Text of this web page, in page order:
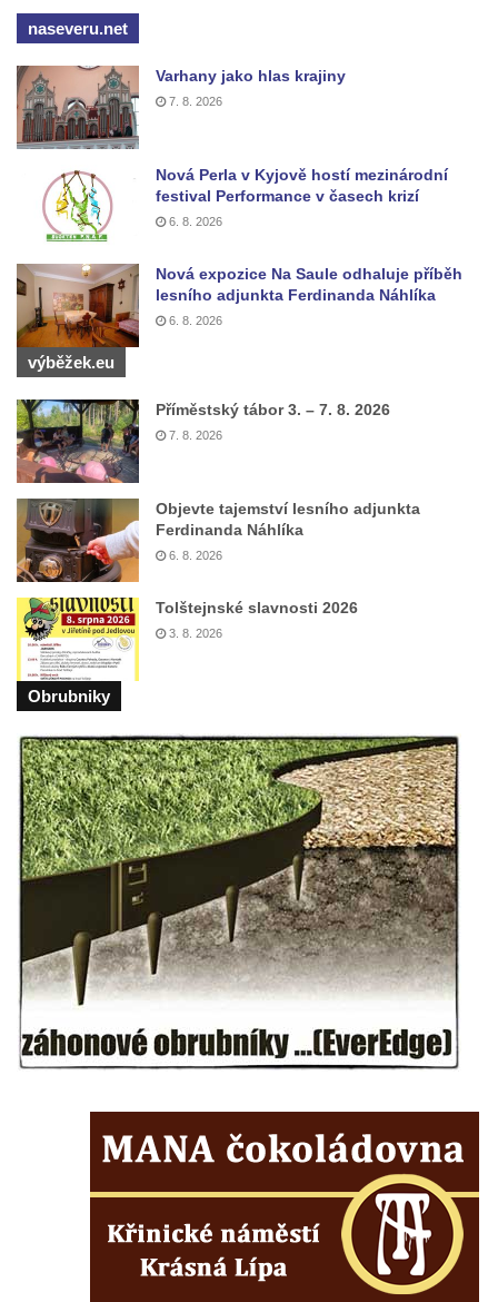
naseveru.net
Varhany jako hlas krajiny
7. 8. 2026
Nová Perla v Kyjově hostí mezinárodní
festival Performance v časech krizí
6. 8. 2026
Nová expozice Na Saule odhaluje příběh
lesního adjunkta Ferdinanda Náhlíka
6. 8. 2026
výběžek.eu
Příměstský tábor 3. – 7. 8. 2026
7. 8. 2026
Objevte tajemství lesního adjunkta
Ferdinanda Náhlíka
6. 8. 2026
Tolštejnské slavnosti 2026
3. 8. 2026
Obrubniky